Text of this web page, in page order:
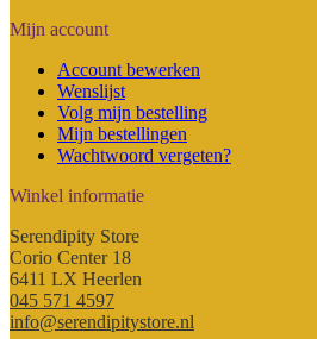
Mijn account
Account bewerken
Wenslijst
Volg mijn bestelling
Mijn bestellingen
Wachtwoord vergeten?
Winkel informatie
Serendipity Store
Corio Center 18
6411 LX Heerlen
045 571 4597
info@serendipitystore.nl